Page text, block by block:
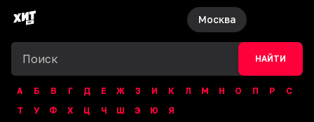
Москва
НАЙТИ
А Б В Г Д Е Ж З И К Л М Н О П Р
С
Т
У Ф Х Ц Ч Ш Э Ю
Я